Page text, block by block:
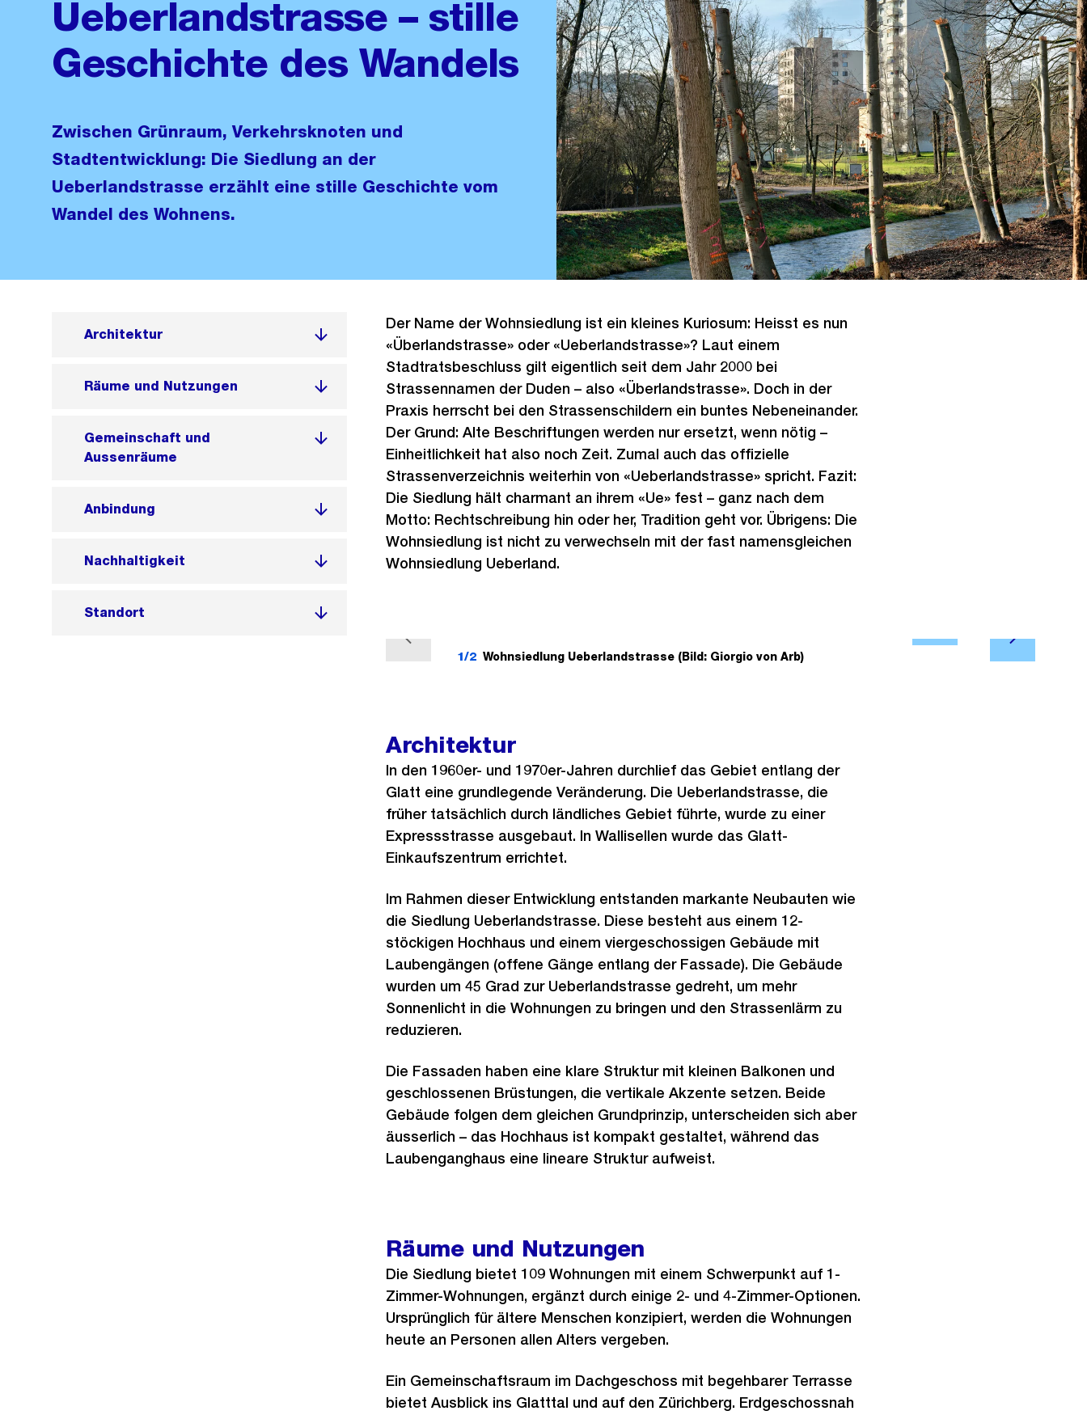
Ueberlandstrasse – stille
Geschichte des Wandels
Zwischen Grünraum, Verkehrsknoten und
Stadtentwicklung: Die Siedlung an der
Ueberlandstrasse erzählt eine stille Geschichte vom
Wandel des Wohnens.
Architektur
Räume und Nutzungen
Gemeinschaft und
Aussenräume
Anbindung
Nachhaltigkeit
Standort
Der Name der Wohnsiedlung ist ein kleines Kuriosum: Heisst es nun
«Überlandstrasse» oder «Ueberlandstrasse»? Laut einem
Stadtratsbeschluss gilt eigentlich seit dem Jahr 2000 bei
Strassennamen der Duden – also «Überlandstrasse». Doch in der
Praxis herrscht bei den Strassenschildern ein buntes Nebeneinander.
Der Grund: Alte Beschriftungen werden nur ersetzt, wenn nötig –
Einheitlichkeit hat also noch Zeit. Zumal auch das offizielle
Strassenverzeichnis weiterhin von «Ueberlandstrasse» spricht. Fazit:
Die Siedlung hält charmant an ihrem «Ue» fest – ganz nach dem
Motto: Rechtschreibung hin oder her, Tradition geht vor. Übrigens: Die
Wohnsiedlung ist nicht zu verwechseln mit der fast namensgleichen
Wohnsiedlung Ueberland.
e
r
i
g
e
s
1/2 Wohnsiedlung Ueberlandstrasse (Bild: Giorgio von Arb)
Architektur
In den 1960er- und 1970er-Jahren durchlief das Gebiet entlang der
Glatt eine grundlegende Veränderung. Die Ueberlandstrasse, die
früher tatsächlich durch ländliches Gebiet führte, wurde zu einer
Expressstrasse ausgebaut. In Wallisellen wurde das Glatt-
Einkaufszentrum errichtet.
Im Rahmen dieser Entwicklung entstanden markante Neubauten wie
die Siedlung Ueberlandstrasse. Diese besteht aus einem 12-
stöckigen Hochhaus und einem viergeschossigen Gebäude mit
Laubengängen (offene Gänge entlang der Fassade). Die Gebäude
wurden um 45 Grad zur Ueberlandstrasse gedreht, um mehr
Sonnenlicht in die Wohnungen zu bringen und den Strassenlärm zu
reduzieren.
Die Fassaden haben eine klare Struktur mit kleinen Balkonen und
geschlossenen Brüstungen, die vertikale Akzente setzen. Beide
Gebäude folgen dem gleichen Grundprinzip, unterscheiden sich aber
äusserlich – das Hochhaus ist kompakt gestaltet, während das
Laubenganghaus eine lineare Struktur aufweist.
Räume und Nutzungen
Die Siedlung bietet 109 Wohnungen mit einem Schwerpunkt auf 1-
Zimmer-Wohnungen, ergänzt durch einige 2- und 4-Zimmer-Optionen.
Ursprünglich für ältere Menschen konzipiert, werden die Wohnungen
heute an Personen allen Alters vergeben.
Ein Gemeinschaftsraum im Dachgeschoss mit begehbarer Terrasse
bietet Ausblick ins Glatttal und auf den Zürichberg. Erdgeschossnah